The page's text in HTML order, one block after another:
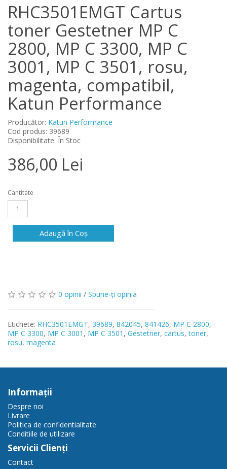
RHC3501EMGT Cartus
toner Gestetner MP C
2800, MP C 3300, MP C
3001, MP C 3501, rosu,
magenta, compatibil,
Katun Performance
Producător: Katun Performance
Cod produs: 39689
Disponibilitate: În Stoc
386,00 Lei
Cantitate
Adaugă în Coş
0 opinii / Spune-ţi opinia
Etichete: RHC3501EMGT, 39689, 842045, 841426, MP C 2800,
MP C 3300, MP C 3001 , MP C 3501 , Gestetner, cartus,toner,
rosu, magenta
Informaţii
Despre noi
Livrare
Politica de confidentialitate
Conditiile de utilizare
Servicii Clienţi
Contact